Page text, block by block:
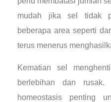
mudah jika sel tidak
beberapa area seperti
terus menerus
Kematian sel
berlebihan dan rusak.
homeostasis penting